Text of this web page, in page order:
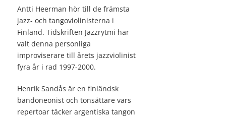
Antti Heerman hör till de främsta
jazz- och tangoviolinisterna i
Finland. Tidskriften Jazzrytmi har
valt denna personliga
improviserare till årets jazzviolinist
fyra år i rad 1997-2000.
Henrik Sandås är en finländsk
bandoneonist och tonsättare vars
repertoar täcker argentiska tangon